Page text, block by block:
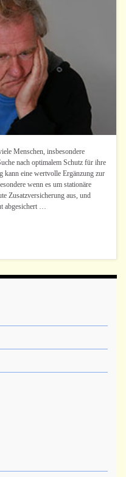
Menschen, insbesondere
nach optimalem Schutz für ihre
kann eine wertvolle Ergänzung zur
wenn es um stationäre
Zusatzversicherung aus, und
abgesichert …